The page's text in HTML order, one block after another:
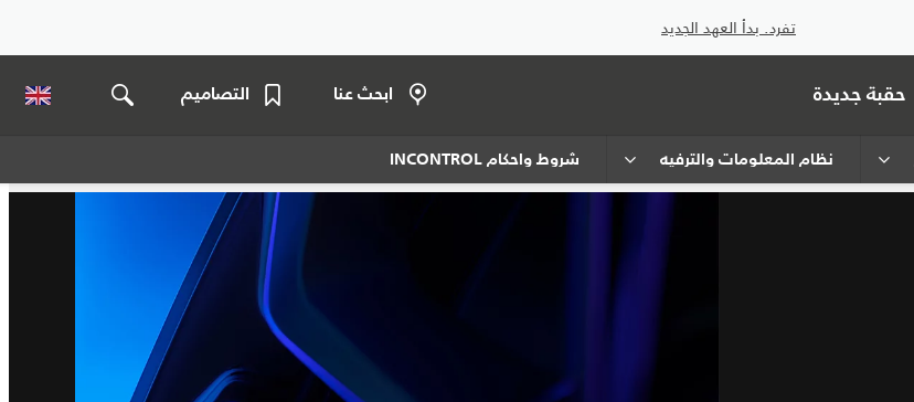
تفرد. بدأ العهد الجديد
حقبة جديدة ابحث عنا التصاميم
نظام المعلومات والترفيه شروط وأحكام INCONTROL